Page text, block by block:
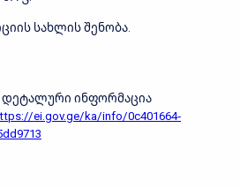
სახლის შენობა.
დეტალური ინფორმაცია
ei.gov.ge/ka/info/0c401664-